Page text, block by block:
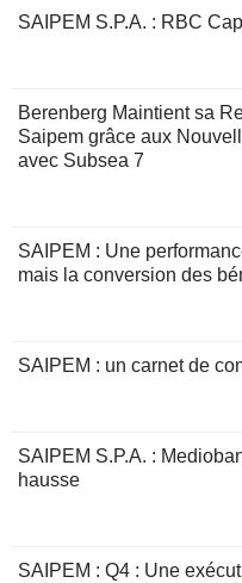
SAIPEM S.P.A. : RBC
Berenberg Maintient sa
Saipem grâce aux
avec Subsea 7
SAIPEM : Une
mais la conversion des
SAIPEM : un carnet de
SAIPEM S.P.A. :
hausse
SAIPEM : Q4 : Une